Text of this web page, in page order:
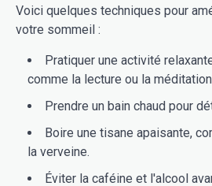
Voici quelques techniques pour
votre sommeil :
Pratiquer une activité
comme la lecture ou la
Prendre un bain chaud pour
Boire une tisane apaisante,
la verveine.
Éviter la caféine et l'alcool